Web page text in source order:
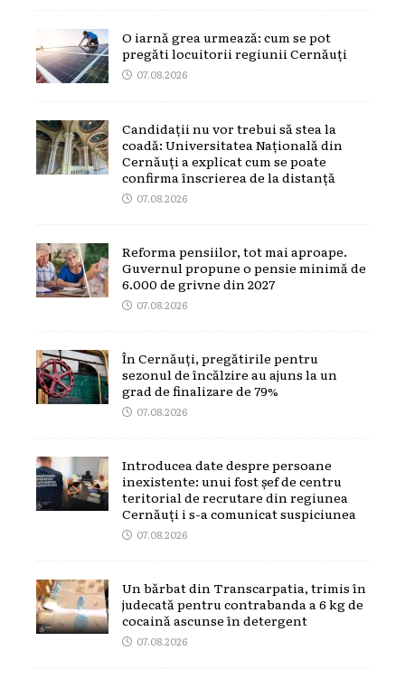
O iarnă grea urmează: cum se pot
pregăti locuitorii regiunii Cernăuți
07.08.2026
Candidații nu vor trebui să stea la
coadă: Universitatea Națională din
Cernăuți a explicat cum se poate
confirma înscrierea de la distanță
07.08.2026
Reforma pensiilor, tot mai aproape.
Guvernul propune o pensie minimă de
6.000 de grivne din 2027
07.08.2026
În Cernăuți, pregătirile pentru
sezonul de încălzire au ajuns la un
grad de finalizare de 79%
07.08.2026
Introducea date despre persoane
inexistente: unui fost șef de centru
teritorial de recrutare din regiunea
Cernăuți i s-a comunicat suspiciunea
07.08.2026
Un bărbat din Transcarpatia, trimis în
judecată pentru contrabanda a 6 kg de
cocaină ascunse în detergent
07.08.2026